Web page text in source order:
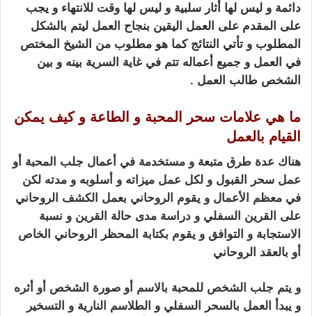
دائمة و ليس لها أثار سلبية و ليس لها وقت للانتهاء و يجب
على المقدم على العمل اليقين بنجاح العمل ليتم بالشكل
المطلوب و تأتي النتائج كما هو مطلوب من الشيخ المختص
في العمل و جميع أعماله تتم في غاية السرية بينه و بين
الشخص طالب العمل .
ما هي علامات سحر المحبة و الطاعة و كيف يمكن
القيام بالعمل
هناك عدة طرق متبعة و مستخدمة في أعمال جلب المحبة أو
عمل سحر القبول و لكل عمل ميزاته و أسلوبه و مدته لكن
في معظم الأعمال و يقوم الروحاني بعمل الكشف الروحاني
على القرين السفلي و دراسة مدى حالة القرين و نسبة
الاستجابة و التوافق و يقوم بكتابة المحظر الروحاني الخاص
أو بالعقد الروحاني
و يتم جلب الشخص للمحبة بالاسم أو صورة الشخص أو أثره
و يبدأ العمل بالسحر السفلي و الطلاسم النارية و التسخير